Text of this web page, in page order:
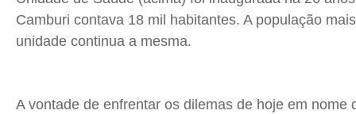
Camburi contava 18 mil habitantes. A população
unidade continua a mesma.
A vontade de enfrentar os dilemas de hoje em nome